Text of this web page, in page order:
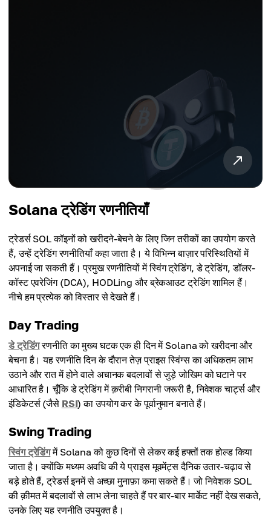
Solana ट्रेडिंग रणनीतियाँ
ट्रेडर्स SOL कॉइनों को खरीदने-बेचने के लिए जिन तरीकों का उपयोग करते
हैं, उन्हें ट्रेडिंग रणनीतियाँ कहा जाता है। ये विभिन्न बाज़ार परिस्थितियों में
अपनाई जा सकती हैं। प्रमुख रणनीतियों में स्विंग ट्रेडिंग, डे ट्रेडिंग, डॉलर-
कॉस्ट एवरेजिंग (DCA), HODLing और ब्रेकआउट ट्रेडिंग शामिल हैं।
नीचे हम प्रत्येक को विस्तार से देखते हैं।
Day Trading
डे ट्रेडिंगरणनीति का मुख्य घटक एक ही दिन में Solana को खरीदना और
बेचना है। यह रणनीति दिन के दौरान तेज़ प्राइस स्विंग्स का अधिकतम लाभ
उठाने और रात में होने वाले अचानक बदलावों से जुड़े जोखिम को घटाने पर
आधारित है। चूँकि डे ट्रेडिंग में क़रीबी निगरानी जरूरी है, निवेशक चार्ट्स और
इंडिकेटर्स (जैसे RSI) का उपयोग कर के पूर्वानुमान बनाते हैं।
Swing Trading
स्विंग ट्रेडिंगमें Solana को कुछ दिनों से लेकर कई हफ्तों तक होल्ड किया
जाता है। क्योंकि मध्यम अवधि की ये प्राइस मूवमेंट्स दैनिक उतार-चढ़ाव से
बड़े होते हैं, ट्रेडर्स इनमें से अच्छा मुनाफ़ा कमा सकते हैं। जो निवेशक SOL
की क़ीमत में बदलावों से लाभ लेना चाहते हैं पर बार-बार मार्केट नहीं देख सकते,
उनके लिए यह रणनीति उपयुक्त है।